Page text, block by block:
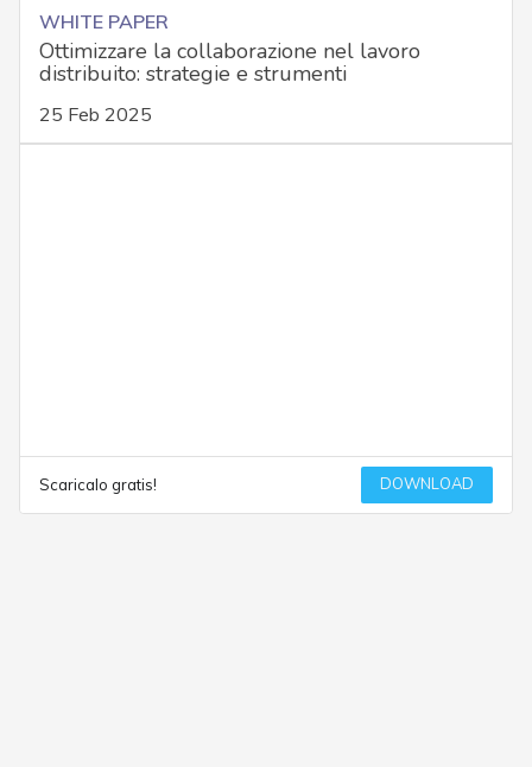
WHITE PAPER
Ottimizzare la collaborazione nel lavoro
distribuito: strategie e strumenti
25 Feb 2025
Scaricalo gratis! DOWNLOAD